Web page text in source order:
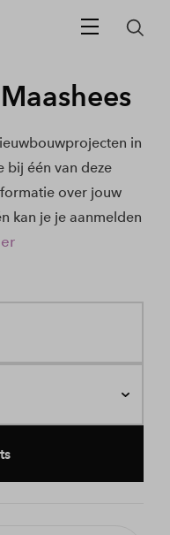
in
bij één van deze
over jouw
kan je je aanmelden